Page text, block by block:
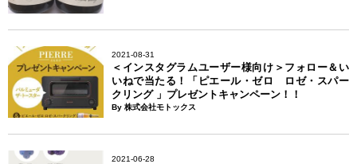
2021-08-31
＜インスタグラムユーザー様向け＞フォロー＆い
いねで当たる！「ピエール・ゼロ ロゼ・スパー
クリング 」プレゼントキャンペーン！！
By 株式会社モトックス
2021-06-28